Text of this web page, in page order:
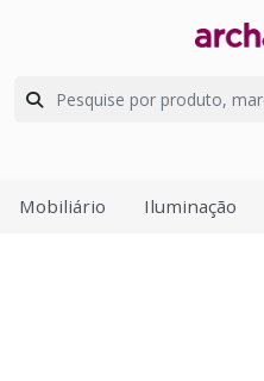
Mobiliário Iluminação